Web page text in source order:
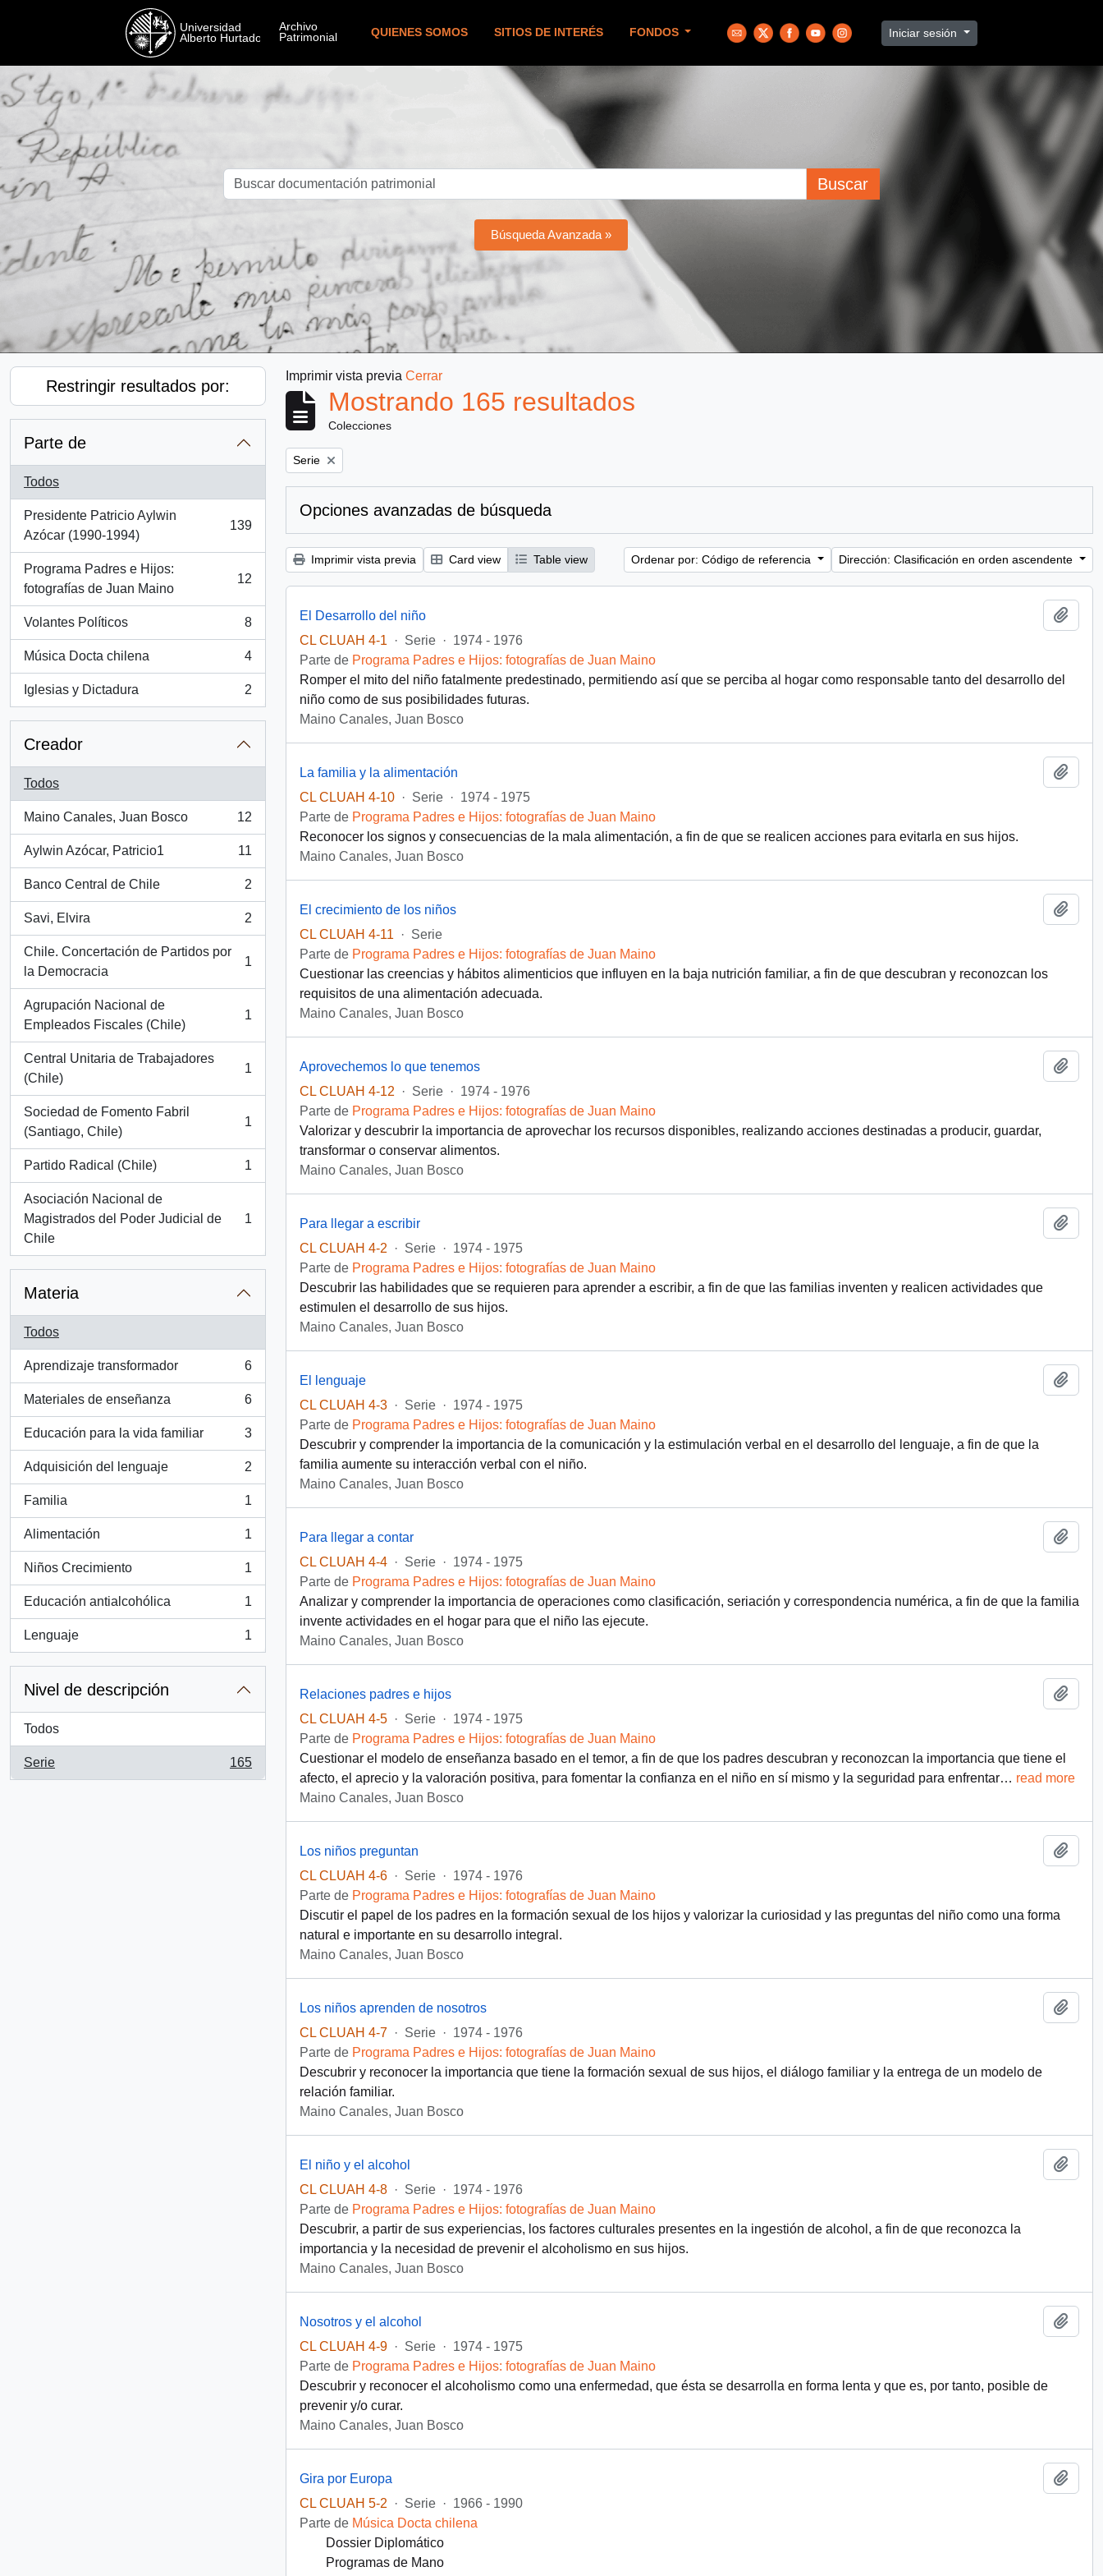
QUIENES SOMOS SITIOS DE INTERÉS FONDOS Iniciar sesión
Buscar
Búsqueda Avanzada »
Restringir resultados por:
Parte de
Todos
Presidente Patricio Aylwin
Azócar (1990-1994)
, 139 resultados
139
Programa Padres e Hijos:
fotografías de Juan Maino
, 12 resultados
12
Volantes Políticos
, 8 resultados
8
Música Docta chilena
, 4 resultados
4
Iglesias y Dictadura
, 2 resultados
2
Creador
Todos
Maino Canales, Juan Bosco
, 12 resultados
12
Aylwin Azócar, Patricio1
, 11 resultados
11
Banco Central de Chile
, 2 resultados
2
Savi, Elvira
, 2 resultados
2
Chile. Concertación de Partidos por
la Democracia
, 1 resultados
1
Agrupación Nacional de
Empleados Fiscales (Chile)
, 1 resultados
1
Central Unitaria de Trabajadores
(Chile)
, 1 resultados
1
Sociedad de Fomento Fabril
(Santiago, Chile)
, 1 resultados
1
Partido Radical (Chile)
, 1 resultados
1
Asociación Nacional de
Magistrados del Poder Judicial de
Chile
, 1 resultados
1
Materia
Todos
Aprendizaje transformador
, 6 resultados
6
Materiales de enseñanza
, 6 resultados
6
Educación para la vida familiar
, 3 resultados
3
Adquisición del lenguaje
, 2 resultados
2
Familia
, 1 resultados
1
Alimentación
, 1 resultados
1
Niños Crecimiento
, 1 resultados
1
Educación antialcohólica
, 1 resultados
1
Lenguaje
, 1 resultados
1
Nivel de descripción
Todos
Serie
, 165 resultados
165
Imprimir vista previa Cerrar
Mostrando 165 resultados
Colecciones
Remove filter:
Serie
Opciones avanzadas de búsqueda
Imprimir vista previa Card view Table view Ordenar por: Código de referencia Dirección: Clasificación en orden ascendente
El Desarrollo del niño
CL CLUAH 4-1
· Serie · 1974 - 1976
Parte de Programa Padres e Hijos: fotografías de Juan Maino
Romper el mito del niño fatalmente predestinado, permitiendo así que se perciba al hogar como responsable tanto del desarrollo del
niño como de sus posibilidades futuras.
Maino Canales, Juan Bosco
La familia y la alimentación
CL CLUAH 4-10 · Serie · 1974 - 1975
Parte de Programa Padres e Hijos: fotografías de Juan Maino
Reconocer los signos y consecuencias de la mala alimentación, a fin de que se realicen acciones para evitarla en sus hijos.
Maino Canales, Juan Bosco
El crecimiento de los niños
CL CLUAH 4-11
· Serie
Parte de Programa Padres e Hijos: fotografías de Juan Maino
Cuestionar las creencias y hábitos alimenticios que influyen en la baja nutrición familiar, a fin de que descubran y reconozcan los
requisitos de una alimentación adecuada.
Maino Canales, Juan Bosco
Aprovechemos lo que tenemos
CL CLUAH 4-12
· Serie · 1974 - 1976
Parte de Programa Padres e Hijos: fotografías de Juan Maino
Valorizar y descubrir la importancia de aprovechar los recursos disponibles, realizando acciones destinadas a producir, guardar,
transformar o conservar alimentos.
Maino Canales, Juan Bosco
Para llegar a escribir
CL CLUAH 4-2
· Serie · 1974 - 1975
Parte de Programa Padres e Hijos: fotografías de Juan Maino
Descubrir las habilidades que se requieren para aprender a escribir, a fin de que las familias inventen y realicen actividades que
estimulen el desarrollo de sus hijos.
Maino Canales, Juan Bosco
El lenguaje
CL CLUAH 4-3 · Serie · 1974 - 1975
Parte de Programa Padres e Hijos: fotografías de Juan Maino
Descubrir y comprender la importancia de la comunicación y la estimulación verbal en el desarrollo del lenguaje, a fin de que la
familia aumente su interacción verbal con el niño.
Maino Canales, Juan Bosco
Para llegar a contar
CL CLUAH 4-4 · Serie · 1974 - 1975
Parte de Programa Padres e Hijos: fotografías de Juan Maino
Analizar y comprender la importancia de operaciones como clasificación, seriación y correspondencia numérica, a fin de que la familia
invente actividades en el hogar para que el niño las ejecute.
Maino Canales, Juan Bosco
Relaciones padres e hijos
CL CLUAH 4-5 · Serie · 1974 - 1975
Parte de Programa Padres e Hijos: fotografías de Juan Maino
Cuestionar el modelo de enseñanza basado en el temor, a fin de que los padres descubran y reconozcan la importancia que tiene el
afecto, el aprecio y la valoración positiva, para fomentar la confianza en el niño en sí mismo y la seguridad para enfrentar… read more
Maino Canales, Juan Bosco
Los niños preguntan
CL CLUAH 4-6 · Serie · 1974 - 1976
Parte de Programa Padres e Hijos: fotografías de Juan Maino
Discutir el papel de los padres en la formación sexual de los hijos y valorizar la curiosidad y las preguntas del niño como una forma
natural e importante en su desarrollo integral.
Maino Canales, Juan Bosco
Los niños aprenden de nosotros
CL CLUAH 4-7 · Serie · 1974 - 1976
Parte de Programa Padres e Hijos: fotografías de Juan Maino
Descubrir y reconocer la importancia que tiene la formación sexual de sus hijos, el diálogo familiar y la entrega de un modelo de
relación familiar.
Maino Canales, Juan Bosco
El niño y el alcohol
CL CLUAH 4-8 · Serie · 1974 - 1976
Parte de Programa Padres e Hijos: fotografías de Juan Maino
Descubrir, a partir de sus experiencias, los factores culturales presentes en la ingestión de alcohol, a fin de que reconozca la
importancia y la necesidad de prevenir el alcoholismo en sus hijos.
Maino Canales, Juan Bosco
Nosotros y el alcohol
CL CLUAH 4-9 · Serie · 1974 - 1975
Parte de Programa Padres e Hijos: fotografías de Juan Maino
Descubrir y reconocer el alcoholismo como una enfermedad, que ésta se desarrolla en forma lenta y que es, por tanto, posible de
prevenir y/o curar.
Maino Canales, Juan Bosco
Gira por Europa
CL CLUAH 5-2
· Serie · 1966 - 1990
Parte de Música Docta chilena
Dossier Diplomático
Programas de Mano